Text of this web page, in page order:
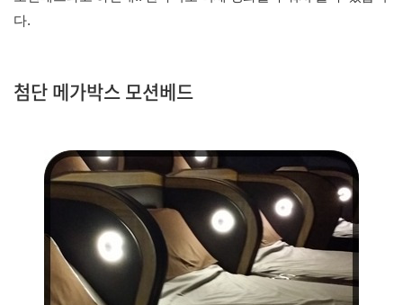
다.
첨단 메가박스 모션베드